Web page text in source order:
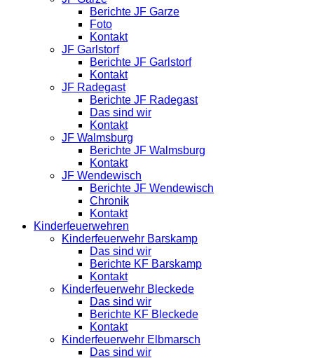
Berichte JF Garze
Foto
Kontakt
JF Garlstorf
Berichte JF Garlstorf
Kontakt
JF Radegast
Berichte JF Radegast
Das sind wir
Kontakt
JF Walmsburg
Berichte JF Walmsburg
Kontakt
JF Wendewisch
Berichte JF Wendewisch
Chronik
Kontakt
Kinderfeuerwehren
Kinderfeuerwehr Barskamp
Das sind wir
Berichte KF Barskamp
Kontakt
Kinderfeuerwehr Bleckede
Das sind wir
Berichte KF Bleckede
Kontakt
Kinderfeuerwehr Elbmarsch
Das sind wir